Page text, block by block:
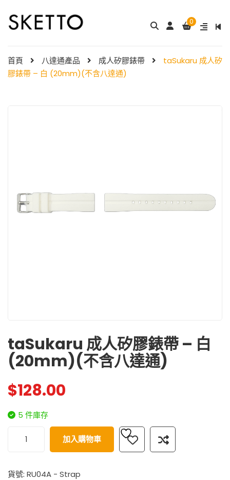
0
首頁 八達通產品 成人矽膠錶帶
taSukaru 成人矽
膠錶帶 – 白 (20mm)(不含八達通)
taSukaru 成人矽膠錶帶 – 白
(20mm)(不含八達通)
$128.00
5 件庫存
加入購物車
貨號: RU04A - Strap
$ 288.00
Hello Kitty 小童尼龍錶
$98.00
Little Twin Stars 夢幻 ̵ ...